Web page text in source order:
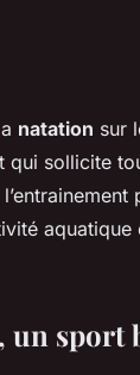
natation sur
qui sollicite
un sport